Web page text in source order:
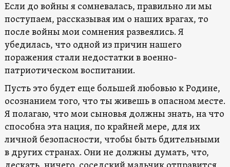
Если до войны я сомневалась, правильно ли мы
поступаем, рассказывая им о наших врагах, то
после войны мои сомнения развеялись. Я
убедилась, что одной из причин нашего
поражения стали недостатки в военно-
патриотическом воспитании.
Пусть это будет еще большей любовью к Родине,
осознанием того, что ты живешь в опасном месте.
Я полагаю, что мои сыновья должны знать, на что
способна эта нация, по крайней мере, для их
личной безопасности, чтобы быть бдительными
в других странах. Они не должны думать, что,